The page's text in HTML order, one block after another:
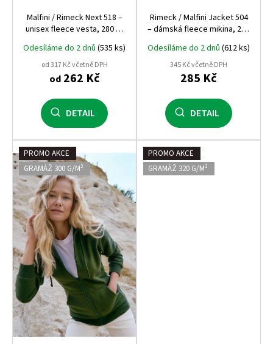
Malfini / Rimeck Next 518 –
unisex fleece vesta, 280 g,
zdravotnické využití
Odesíláme do 2 dnů (535 ks)
od 317 Kč včetně DPH
od262 Kč
DETAIL
Rimeck / Malfini Jacket 504
– dámská fleece mikina, 280
zdravotnické využití
Odesíláme do 2 dnů (612 ks)
345 Kč včetně DPH
285 Kč
DETAIL
PROMO AKCE
GRAMÁŽ 300 G/M²
PROMO AKCE
GRAMÁŽ 320 G/M²